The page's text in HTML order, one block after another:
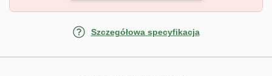
Szczegółowa specyfikacja